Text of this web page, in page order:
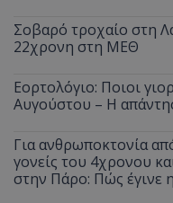
Σοβαρό τροχαίο στη
22χρονη στη ΜΕΘ
Εορτολόγιο: Ποιοι
Αυγούστου – Η
Για ανθρωποκτονία
γονείς του 4χρονου
στην Πάρο: Πώς έγινε